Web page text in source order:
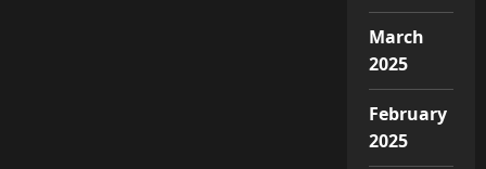
March
2025
February
2025